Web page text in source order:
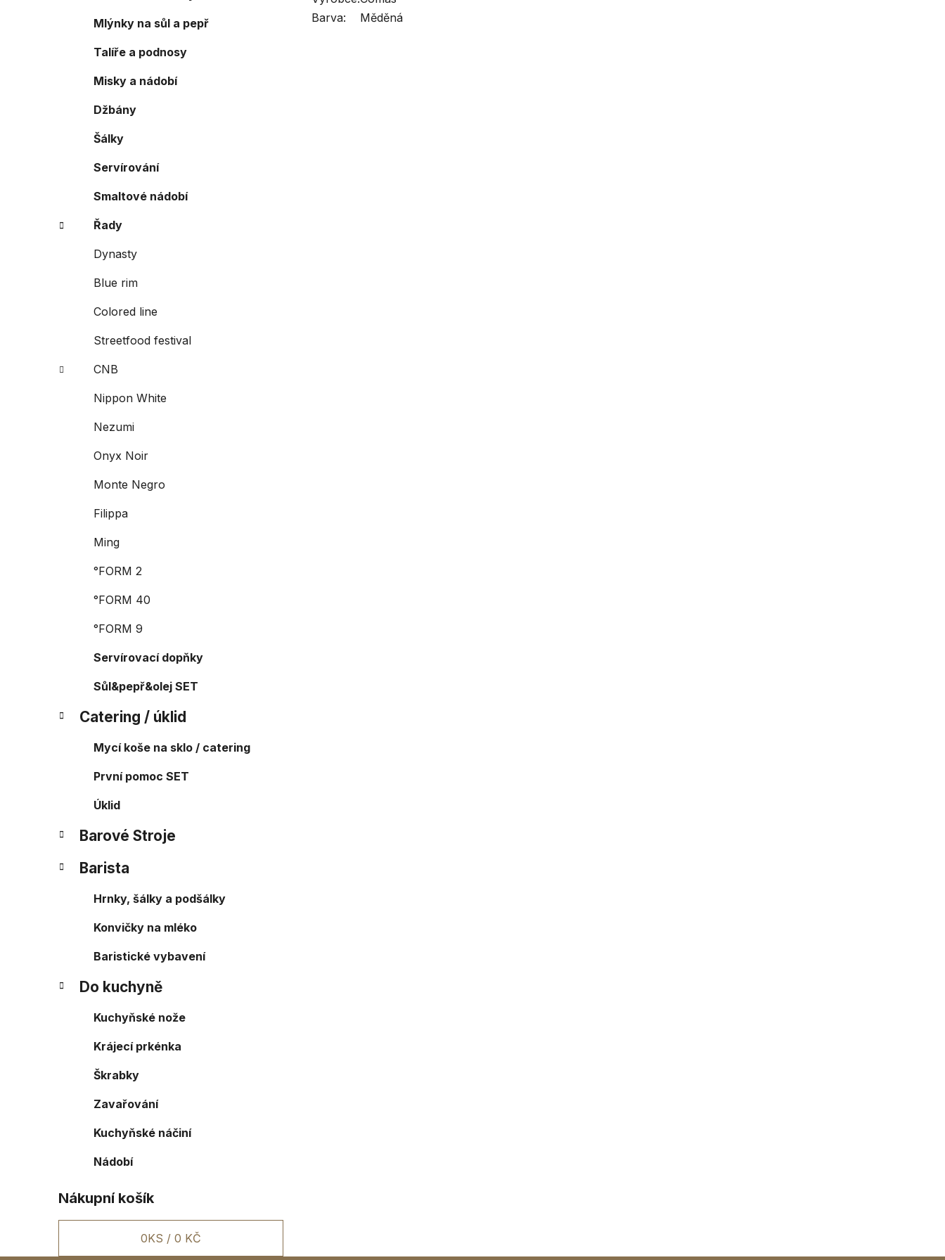
Mlýnky na sůl a pepř
Talíře a podnosy
Misky a nádobí
Džbány
Šálky
Servírování
Smaltové nádobí
Řady
Dynasty
Blue rim
Colored line
Streetfood festival
CNB
Nippon White
Nezumi
Onyx Noir
Monte Negro
Filippa
Ming
°FORM 2
°FORM 40
°FORM 9
Servírovací dopňky
Sůl&pepř&olej SET
Catering / úklid
Mycí koše na sklo / catering
První pomoc SET
Úklid
Barové Stroje
Barista
Hrnky, šálky a podšálky
Konvičky na mléko
Baristické vybavení
Do kuchyně
Kuchyňské nože
Krájecí prkénka
Škrabky
Zavařování
Kuchyňské náčiní
Nádobí
Nákupní košík
0KS / 0 KČ
Barva:
Měděná